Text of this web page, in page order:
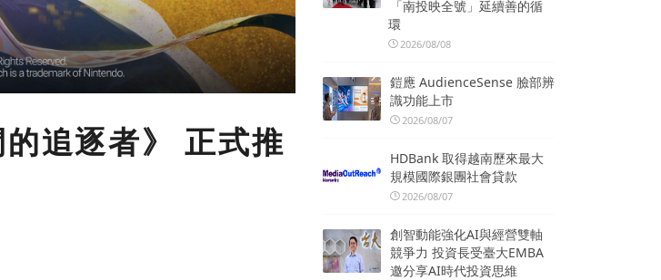
追逐者》 正式推
「南投映全號」延續善的循
環
2026/08/08
鎧應 AudienceSense 臉部辨
識功能上市
2026/08/07
HDBank 取得越南歷來最大
規模國際銀團社會貸款
2026/08/07
創智動能強化AI與經營雙軸
競爭力 投資長受臺大EMBA
邀分享AI時代投資思維